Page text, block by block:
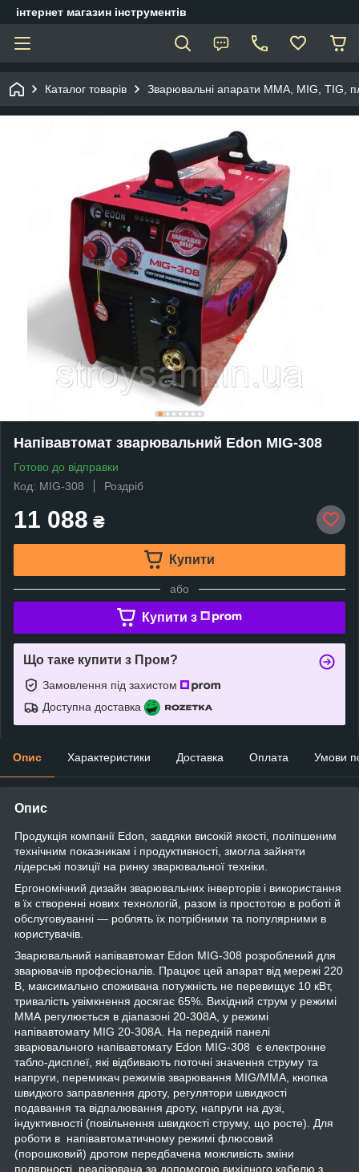
інтернет магазин інструментів
Каталог товарів Зварювальні апарати ММА, МIG, TIG,
Напівавтомат зварювальний Edon MIG-308
Готово до відправки
Код: MIG-308
Роздріб
11 088 ₴
Купити
або
Купити з
Що таке купити з Пром?
Замовлення під захистом
Доступна доставка
Опис Характеристики Доставка Оплата Умови
Опис
Продукція компанії Edon, завдяки високій якості, поліпшеним
технічним показникам і продуктивності, змогла зайняти
лідерські позиції на ринку зварювальної техніки.
Ергономічний дизайн зварювальних інверторів і використання
в їх створенні нових технологій, разом із простотою в роботі й
обслуговуванні — роблять їх потрібними та популярними в
користувачів.
Зварювальний напівавтомат Edon MIG-308 розроблений для
зварювачів професіоналів. Працює цей апарат від мережі 220
В, максимально споживана потужність не перевищує 10 кВт,
тривалість увімкнення досягає 65%. Вихідний струм у режимі
ММА регулюється в діапазоні 20-308А, у режимі
напівавтомату MIG 20-308А. На передній панелі
зварювального напівавтомату Edon MIG-308 є електронне
табло-дисплеї, які відбивають поточні значення струму та
напруги, перемикач режимів зварювання MIG/MMA, кнопка
швидкого заправлення дроту, регулятори швидкості
подавання та відпалювання дроту, напруги на дузі,
індуктивності (повільнення швидкості струму, що росте). Для
роботи в напівавтоматичному режимі флюсовий
(порошковий) дротом передбачена можливість зміни
полярності, реалізована за допомогою вихідного кабелю з